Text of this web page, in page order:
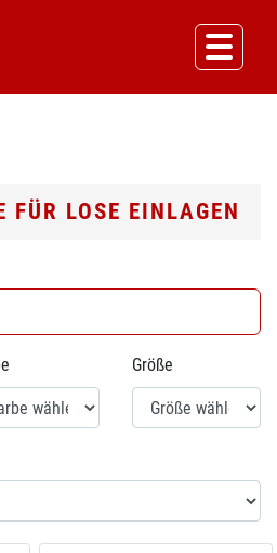
FÜR LOSE EINLAGEN
Größe